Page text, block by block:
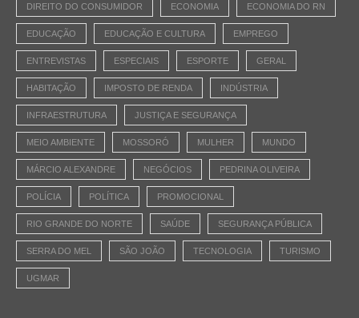
DIREITO DO CONSUMIDOR ECONOMIA ECONOMIA DO RN
EDUCAÇÃO EDUCAÇÃO E CULTURA EMPREGO
ENTREVISTAS ESPECIAIS ESPORTE GERAL
HABITAÇÃO IMPOSTO DE RENDA INDÚSTRIA
INFRAESTRUTURA JUSTIÇA E SEGURANÇA
MEIO AMBIENTE MOSSORÓ MULHER MUNDO
MÁRCIO ALEXANDRE NEGÓCIOS PEDRINA OLIVEIRA
POLÍCIA POLÍTICA PROMOCIONAL
RIO GRANDE DO NORTE SAÚDE SEGURANÇA PÚBLICA
SERRA DO MEL SÃO JOÃO TECNOLOGIA TURISMO
UGMAR